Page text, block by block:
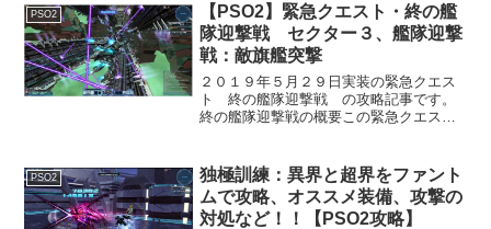
PSO2
【PSO2】緊急クエスト・終の艦
隊迎撃戦 セクター３、艦隊迎撃
戦：敵旗艦突撃
２０１９年５月２９日実装の緊急クエス
ト 終の艦隊迎撃戦 の攻略記事です。
終の艦隊迎撃戦の概要この緊急クエスト
り、全６クエストの中から毎回ランダム
に３つ選ばれて構成されてい...
PSO2
独極訓練：異界と超界をファント
ムで攻略、オススメ装備、攻撃の
対処など！！【PSO2攻略】